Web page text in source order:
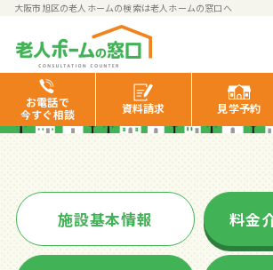
大阪市旭区の老人ホームの検索は老人ホームの窓口へ
お電話で
今すぐ相談
資料請求 見学予約
森小路スマイルガ
施設基本情報 料金